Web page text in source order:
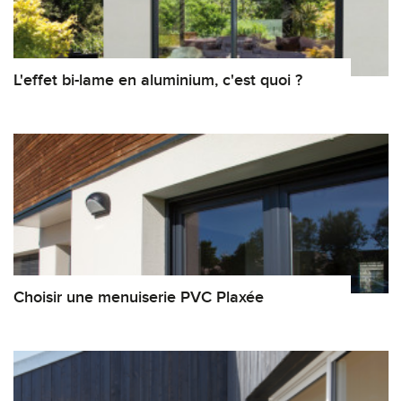
L'effet bi-lame en aluminium, c'est quoi ?
Choisir une menuiserie PVC Plaxée